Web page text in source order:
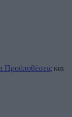
Προϋποθέσεις και